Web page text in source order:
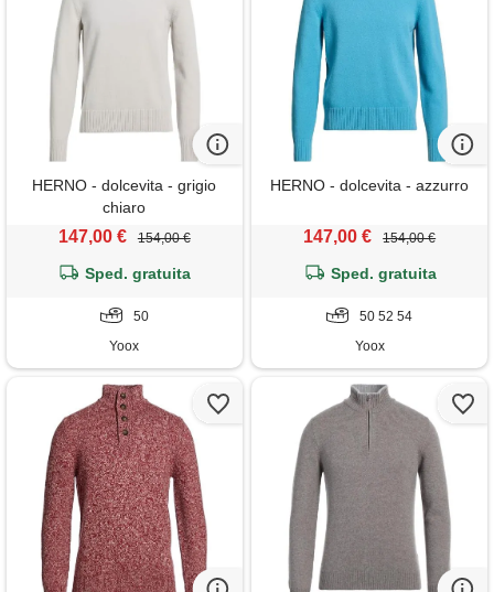
HERNO - dolcevita - grigio
chiaro
147,00 € 154,00 €
Sped. gratuita
50
Yoox
HERNO - dolcevita - azzurro
147,00 € 154,00 €
Sped. gratuita
50 52 54
Yoox